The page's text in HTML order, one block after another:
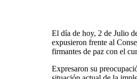
El día de hoy, 2 de Julio
expusieron frente al
firmantes de paz con el
Expresaron su